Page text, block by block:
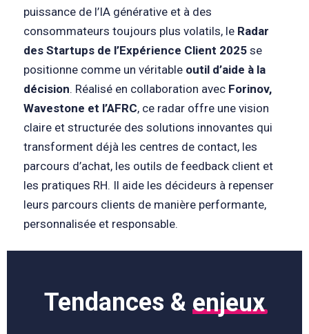
puissance de l’IA générative et à des
consommateurs toujours plus volatils, le Radar
des Startups de l’Expérience Client 2025 se
positionne comme un véritable outil d’aide à la
décision. Réalisé en collaboration avec Forinov,
Wavestone et l’AFRC, ce radar offre une vision
claire et structurée des solutions innovantes qui
transforment déjà les centres de contact, les
parcours d’achat, les outils de feedback client et
les pratiques RH. Il aide les décideurs à repenser
leurs parcours clients de manière performante,
personnalisée et responsable.
Tendances & enjeux